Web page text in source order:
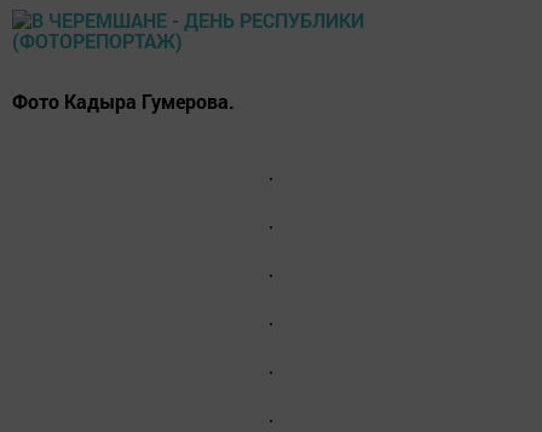
Фото Кадыра Гумерова.